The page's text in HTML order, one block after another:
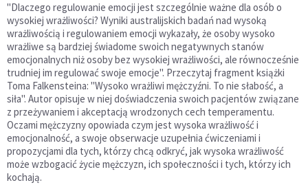
"Dlaczego regulowanie emocji jest szczególnie ważne dla osób o
wysokiej wrażliwości? Wyniki australijskich badań nad wysoką
wrażliwością i regulowaniem emocji wykazały, że osoby wysoko
wrażliwe są bardziej świadome swoich negatywnych stanów
emocjonalnych niż osoby bez wysokiej wrażliwości, ale równocześnie
trudniej im regulować swoje emocje". Przeczytaj fragment książki
Toma Falkensteina: "Wysoko wrażliwi mężczyźni. To nie słabość, a
siła". Autor opisuje w niej doświadczenia swoich pacjentów związane
z przeżywaniem i akceptacją wrodzonych cech temperamentu.
Oczami mężczyzny opowiada czym jest wysoka wrażliwość i
emocjonalność, a swoje obserwacje uzupełnia ćwiczeniami i
propozycjami dla tych, którzy chcą odkryć, jak wysoka wrażliwość
może wzbogacić życie mężczyzn, ich społeczności i tych, którzy ich
kochają.